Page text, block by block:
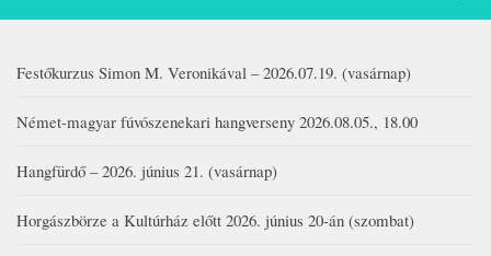
Festőkurzus Simon M. Veronikával – 2026.07.19. (vasárnap)
Német-magyar fúvószenekari hangverseny 2026.08.05., 18.00
Hangfürdő – 2026. június 21. (vasárnap)
Horgászbörze a Kultúrház előtt 2026. június 20-án (szombat)